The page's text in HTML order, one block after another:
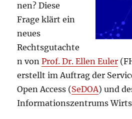
nen? Diese
Frage klärt ein
neues
Rechtsgutachte
n vonProf. Dr. Ellen Euler
erstellt im Auftrag der
Open Access (SeDOA) und
Informationszentrums